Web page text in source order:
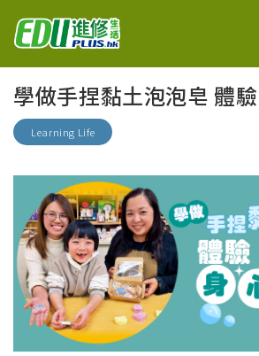
學做手捏黏土泡泡皂 體
Learning Life